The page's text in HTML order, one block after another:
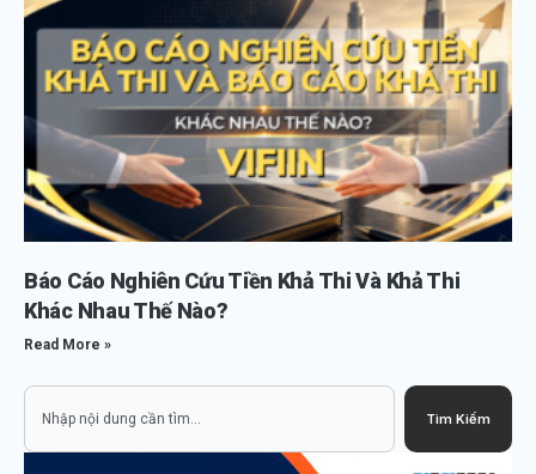
Báo Cáo Nghiên Cứu Tiền Khả Thi Và Khả Thi
Khác Nhau Thế Nào?
Read More »
Tìm Kiếm